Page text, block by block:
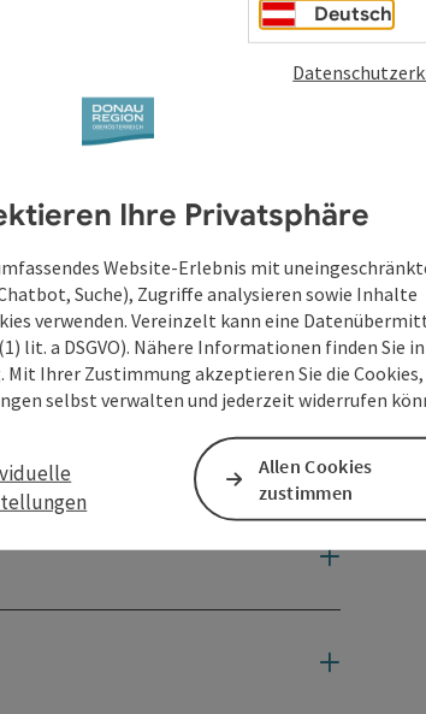
Deutsch
Ihre Privatsphäre
Website-Erlebnis mit
Suche), Zugriffe analysieren sowie Inhalte
verwenden. Vereinzelt kann eine
lit. a DSGVO). Nähere Informationen finden Sie in
. Mit Ihrer Zustimmung akzeptieren Sie die Cookies,
selbst verwalten und jederzeit widerrufen
Allen Cookies
zustimmen